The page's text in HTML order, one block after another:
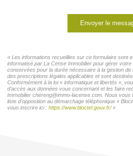
Envoyer le
« Les informations recueillies sur ce formulaire sont
informatisé par La Cense Immobilier pour gérer
conservées pour la durée nécessaire à la gestion de
des prescriptions légales applicables et sont
Conformément à la loi « informatique et libertés »,
d'accès aux données vous concernant et les faire
Immobilier chereng@immo-lacense.com. Nous vous
liste d'opposition au démarchage téléphonique «
vous inscrire ici : https://www.bloctel.gouv.fr/»